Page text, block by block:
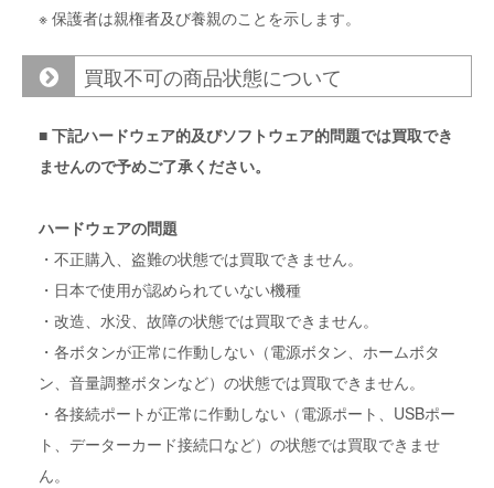
※ 保護者は親権者及び養親のことを示します。
買取不可の商品状態について
■ 下記ハードウェア的及びソフトウェア的問題では買取でき
ませんので予めご了承ください。
ハードウェアの問題
・不正購入、盗難の状態では買取できません。
・日本で使用が認められていない機種
・改造、水没、故障の状態では買取できません。
・各ボタンが正常に作動しない（電源ボタン、ホームボタ
ン、音量調整ボタンなど）の状態では買取できません。
・各接続ポートが正常に作動しない（電源ポート、USBポー
ト、データーカード接続口など）の状態では買取できませ
ん。